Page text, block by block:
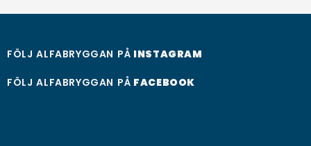
FÖLJ ALFABRYGGAN PÅ INSTAGRAM
FÖLJ ALFABRYGGAN PÅ FACEBOOK